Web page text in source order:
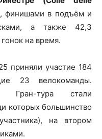
финишами в подъём и
а также 42,3
на время.
приняли участие 184
23 велокоманды.
Гран-тура стали
которых большинство
на втором